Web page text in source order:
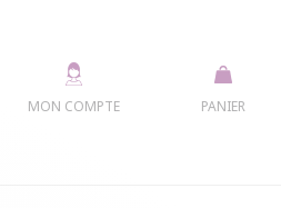
PANIER
MON COMPTE